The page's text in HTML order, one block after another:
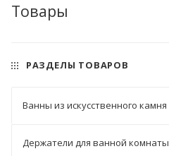
Товары
РАЗДЕЛЫ ТОВАРОВ
Ванны из искусственного камня
Держатели для ванной комнаты